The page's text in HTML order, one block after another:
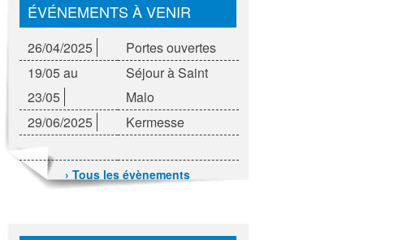
ÉVÉNEMENTS À VENIR
26/04/2025
Portes ouvertes
19/05 au
23/05
Séjour à Saint
Malo
29/06/2025
Kermesse
› Tous les évènements